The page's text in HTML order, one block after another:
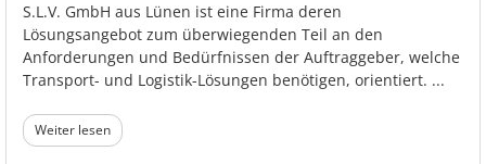
S.L.V. GmbH aus Lünen ist eine Firma deren
Lösungsangebot zum überwiegenden Teil an den
Anforderungen und Bedürfnissen der Auftraggeber, welche
Transport- und Logistik-Lösungen benötigen, orientiert. ...
Weiter lesen